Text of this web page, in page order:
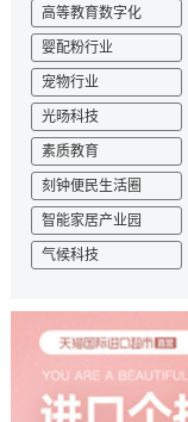
高等教育数字化
婴配粉行业
宠物行业
光旸科技
素质教育
刻钟便民生活圈
智能家居产业园
气候科技